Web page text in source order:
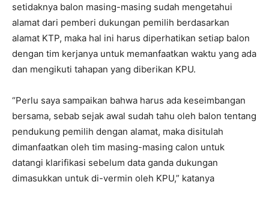
setidaknya balon masing-masing sudah mengetahui
alamat dari pemberi dukungan pemilih berdasarkan
alamat KTP, maka hal ini harus diperhatikan setiap balon
dengan tim kerjanya untuk memanfaatkan waktu yang ada
dan mengikuti tahapan yang diberikan KPU.
“Perlu saya sampaikan bahwa harus ada keseimbangan
bersama, sebab sejak awal sudah tahu oleh balon tentang
pendukung pemilih dengan alamat, maka disitulah
dimanfaatkan oleh tim masing-masing calon untuk
datangi klarifikasi sebelum data ganda dukungan
dimasukkan untuk di-vermin oleh KPU,” katanya